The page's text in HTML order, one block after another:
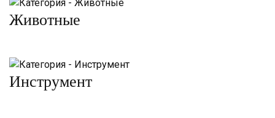
Животные
Инструмент